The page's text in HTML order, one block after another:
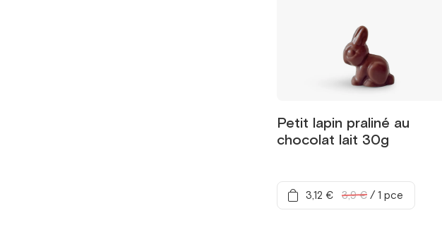
Petit lapin praliné au
chocolat lait 30g
3,12 € 3,9 € /1 pce